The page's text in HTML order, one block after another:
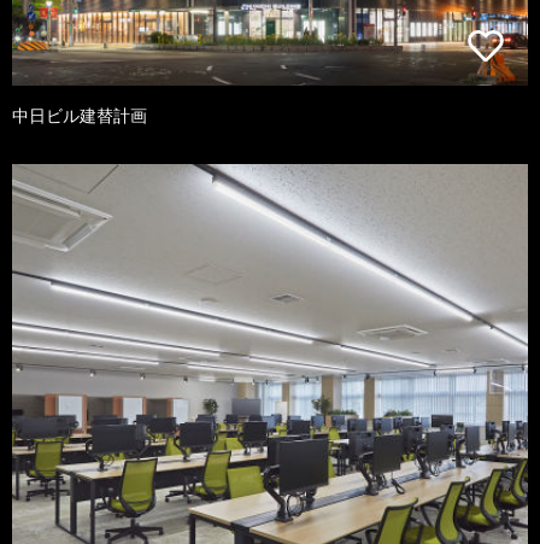
中日ビル建替計画